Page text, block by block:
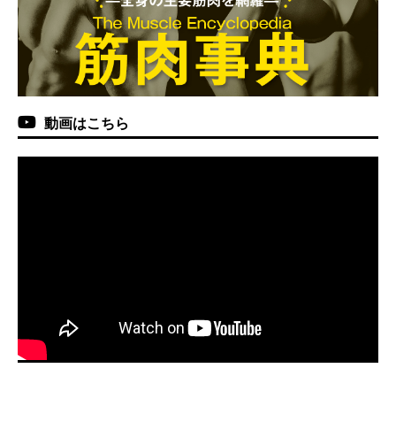
動画はこちら